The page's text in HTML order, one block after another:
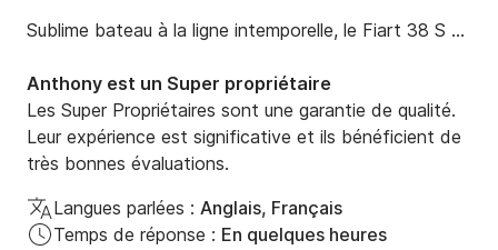
☀️ Baignades dans une eau cristalline
🏖️ Les Canoubiers
🏖️ La Moutte
🏖️ La Nartelle
🌅 Coucher de soleil sur le Golfe de Saint-Tropez
Sublime bateau à la ligne intemporelle, le Fiart 38 S
Refeeter complètement en 2023l'intérieur du bateau
et 2025 à l'extérieur, il dégage une véritable sensation
de luxe, de glamour et d'élégance.
Le coton gris/bleu ciel sur les assises offre une
Les Streams ( toiles ajourées ) a l arrière du bateau
permettent d'être a l'ombre et à l abri des regards.
Anthony est un Super propriétaire
Les Super Propriétaires sont une garantie de qualité.
Leur expérience est significative et ils bénéficient de
très bonnes évaluations.
Langues parlées : Anglais, Français
Temps de réponse : En quelques heures